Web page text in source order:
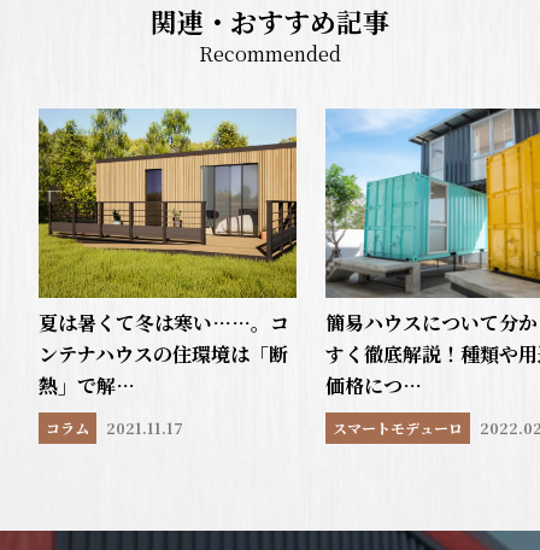
関連・おすすめ記事
Recommended
夏は暑くて冬は寒い……。コ
ンテナハウスの住環境は「断
熱」で解…
コラム 2021.11.17
簡易ハウスについて分
すく徹底解説！種類や
価格につ…
スマートモデューロ